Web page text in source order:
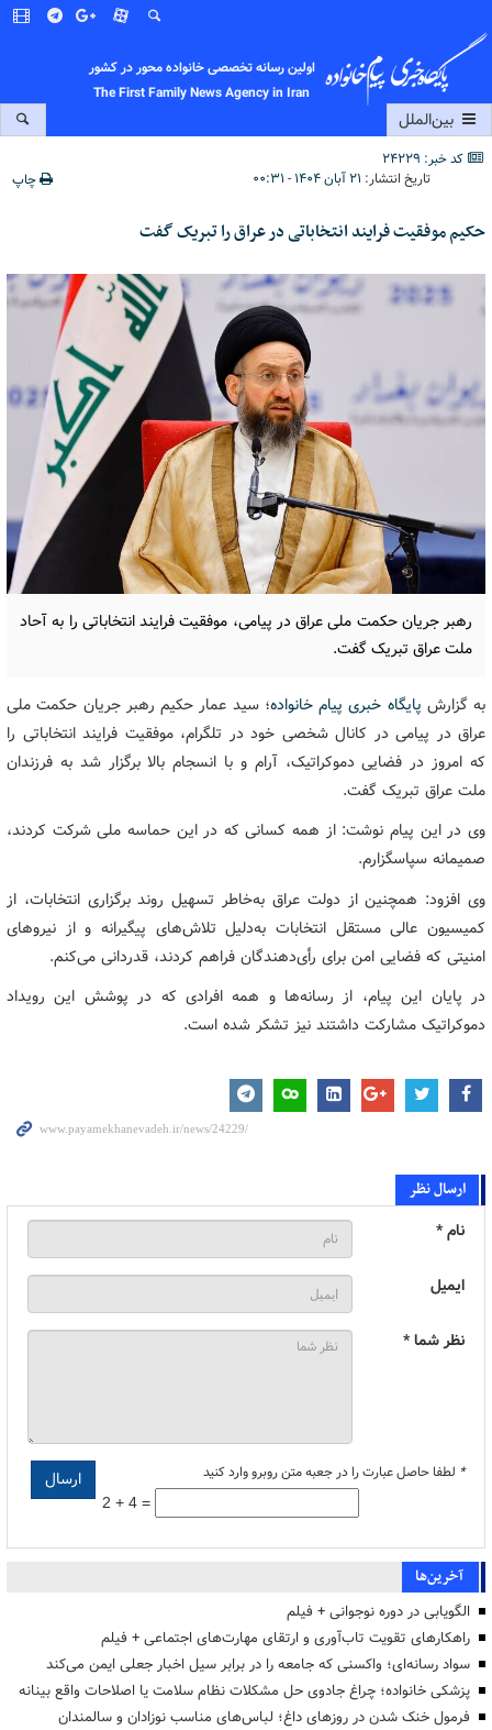
اولین رسانه تخصصی خانواده محور در کشور
The First Family News Agency in Iran
بین‌الملل
کد خبر: 24229
تاریخ انتشار: ۲۱ آبان ۱۴۰۴ - ۰۰:۳۱ چاپ
حکیم موفقیت فرایند انتخاباتی در عراق را تبریک گفت
رهبر جریان حکمت ملی عراق در پیامی، موفقیت فرایند انتخاباتی را به آحاد
ملت عراق تبریک گفت.
به گزارش پایگاه خبری پیام خانواده؛ سید عمار حکیم رهبر جریان حکمت ملی
عراق در پیامی در کانال شخصی خود در تلگرام، موفقیت فرایند انتخاباتی را
که امروز در فضایی دموکراتیک، آرام و با انسجام بالا برگزار شد به فرزندان
ملت عراق تبریک گفت.
وی در این پیام نوشت: از همه کسانی که در این حماسه ملی شرکت کردند،
صمیمانه سپاسگزارم.
وی افزود: همچنین از دولت عراق به‌خاطر تسهیل روند برگزاری انتخابات، از
کمیسیون عالی مستقل انتخابات به‌دلیل تلاش‌های پیگیرانه و از نیروهای
امنیتی که فضایی امن برای رأی‌دهندگان فراهم کردند، قدردانی می‌کنم.
در پایان این پیام، از رسانه‌ها و همه افرادی که در پوشش این رویداد
دموکراتیک مشارکت داشتند نیز تشکر شده است.
ارسال نظر
نام *
ایمیل
نظر شما *
* لطفا حاصل عبارت را در جعبه متن روبرو وارد کنید
2 + 4 =
آخرین‌ها
الگویابی در دوره نوجوانی + فیلم
راهکارهای تقویت تاب‌آوری و ارتقای مهارت‌های اجتماعی + فیلم
سواد رسانه‌ای؛ واکسنی که جامعه را در برابر سیل اخبار جعلی ایمن می‌کند
پزشکی خانواده؛ چراغ جادوی حل مشکلات نظام سلامت یا اصلاحات واقع بینانه
فرمول خنک شدن در روزهای داغ؛ لباس‌های مناسب نوزادان و سالمندان